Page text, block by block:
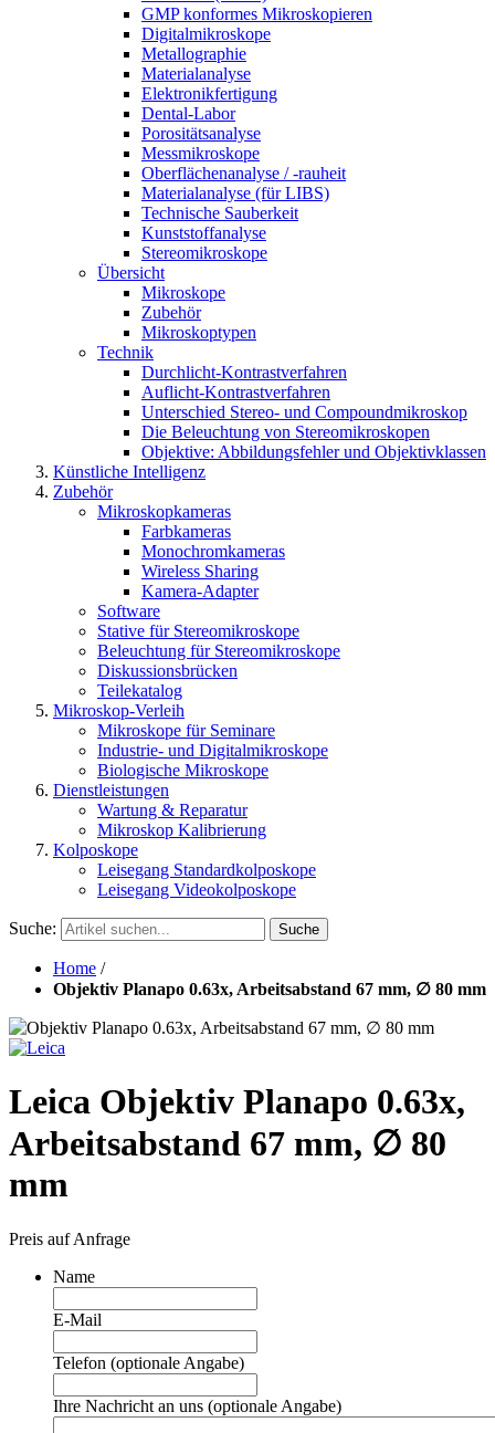
GMP konformes Mikroskopieren
Digitalmikroskope
Metallographie
Materialanalyse
Elektronikfertigung
Dental-Labor
Porositätsanalyse
Messmikroskope
Oberflächenanalyse / -rauheit
Materialanalyse (für LIBS)
Technische Sauberkeit
Kunststoffanalyse
Stereomikroskope
Übersicht
Mikroskope
Zubehör
Mikroskoptypen
Technik
Durchlicht-Kontrastverfahren
Auflicht-Kontrastverfahren
Unterschied Stereo- und Compoundmikroskop
Die Beleuchtung von Stereomikroskopen
Objektive: Abbildungsfehler und Objektivklassen
Künstliche Intelligenz
Zubehör
Mikroskopkameras
Farbkameras
Monochromkameras
Wireless Sharing
Kamera-Adapter
Software
Stative für Stereomikroskope
Beleuchtung für Stereomikroskope
Diskussionsbrücken
Teilekatalog
Mikroskop-Verleih
Mikroskope für Seminare
Industrie- und Digitalmikroskope
Biologische Mikroskope
Dienstleistungen
Wartung & Reparatur
Mikroskop Kalibrierung
Kolposkope
Leisegang Standardkolposkope
Leisegang Videokolposkope
Suche: Suche
Home /
Objektiv Planapo 0.63x, Arbeitsabstand 67 mm, ∅ 80 mm
Leica Objektiv Planapo 0.63x,
Arbeitsabstand 67 mm, ∅ 80
mm
Preis auf Anfrage
Name
E-Mail
Telefon (optionale Angabe)
Ihre Nachricht an uns (optionale Angabe)